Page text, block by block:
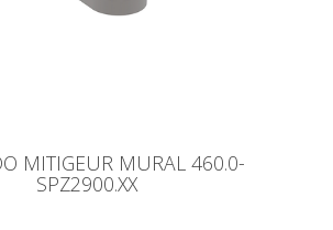
MITIGEUR MURAL 460.0-
SPZ2900.XX